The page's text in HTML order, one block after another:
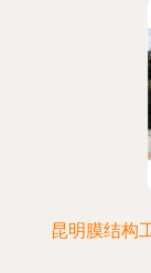
昆明膜结构